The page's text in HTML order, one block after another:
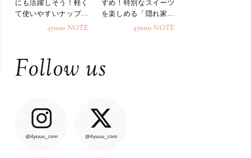
にも活躍しそう！軽く
て使いやすいナップサ
4yuuu NOTE
すめ！特別なスイーツ
を楽しめる「隠れ家カ
4yuuu NOTE
Follow us
@4yuuu_com @4yuuu_com